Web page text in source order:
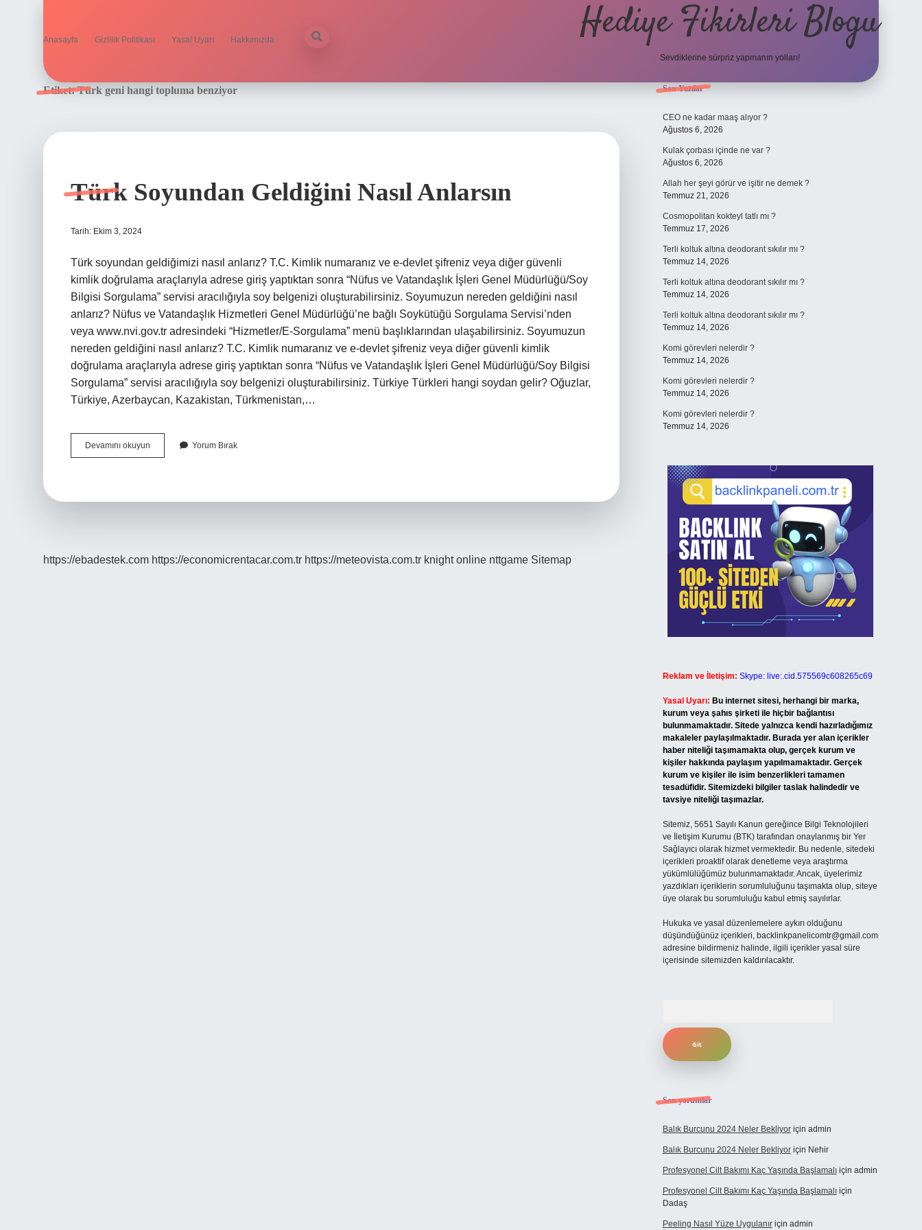
Anasayfa Gizlilik Politikası Yasal Uyarı Hakkımızda Hediye Fikirleri Blogu
Sevdiklerine sürpriz yapmanın yolları!
Etiket:Türk geni hangi topluma benziyor
Türk Soyundan Geldiğini Nasıl Anlarsın
Tarih: Ekim 3, 2024
Türk soyundan geldiğimizi nasıl anlarız? T.C. Kimlik numaranız ve e-devlet şifreniz veya diğer güvenli
kimlik doğrulama araçlarıyla adrese giriş yaptıktan sonra “Nüfus ve Vatandaşlık İşleri Genel Müdürlüğü/Soy
Bilgisi Sorgulama” servisi aracılığıyla soy belgenizi oluşturabilirsiniz. Soyumuzun nereden geldiğini nasıl
anlarız? Nüfus ve Vatandaşlık Hizmetleri Genel Müdürlüğü’ne bağlı Soykütüğü Sorgulama Servisi’nden
veya www.nvi.gov.tr ​​adresindeki “Hizmetler/E-Sorgulama” menü başlıklarından ulaşabilirsiniz. Soyumuzun
nereden geldiğini nasıl anlarız? T.C. Kimlik numaranız ve e-devlet şifreniz veya diğer güvenli kimlik
doğrulama araçlarıyla adrese giriş yaptıktan sonra “Nüfus ve Vatandaşlık İşleri Genel Müdürlüğü/Soy Bilgisi
Sorgulama” servisi aracılığıyla soy belgenizi oluşturabilirsiniz. Türkiye Türkleri hangi soydan gelir? Oğuzlar,
Türkiye, Azerbaycan, Kazakistan, Türkmenistan,…
Devamını okuyun
Soyundan
Yorum Bırak
https://ebadestek.com https://economicrentacar.com.tr https://meteovista.com.tr knight online nttgame Sitemap
Sidebar
Son Yazılar
CEO ne kadar maaş alıyor ?
Ağustos 6, 2026
Kulak çorbası içinde ne var ?
Ağustos 6, 2026
Allah her şeyi görür ve işitir ne demek ?
Temmuz 21, 2026
Cosmopolitan kokteyl tatlı mı ?
Temmuz 17, 2026
Terli koltuk altına deodorant sıkılır mı ?
Temmuz 14, 2026
Terli koltuk altına deodorant sıkılır mı ?
Temmuz 14, 2026
Terli koltuk altına deodorant sıkılır mı ?
Temmuz 14, 2026
Komi görevleri nelerdir ?
Temmuz 14, 2026
Komi görevleri nelerdir ?
Temmuz 14, 2026
Komi görevleri nelerdir ?
Temmuz 14, 2026
Reklam ve İletişim: Skype: live:.cid.575569c608265c69
Yasal Uyarı: Bu internet sitesi, herhangi bir marka,
kurum veya şahıs şirketi ile hiçbir bağlantısı
bulunmamaktadır. Sitede yalnızca kendi hazırladığımız
makaleler paylaşılmaktadır. Burada yer alan içerikler
haber niteliği taşımamakta olup, gerçek kurum ve
kişiler hakkında paylaşım yapılmamaktadır. Gerçek
kurum ve kişiler ile isim benzerlikleri tamamen
tesadüfidir. Sitemizdeki bilgiler taslak halindedir ve
tavsiye niteliği taşımazlar.
Sitemiz, 5651 Sayılı Kanun gereğince Bilgi Teknolojileri
ve İletişim Kurumu (BTK) tarafından onaylanmış bir Yer
Sağlayıcı olarak hizmet vermektedir. Bu nedenle, sitedeki
içerikleri proaktif olarak denetleme veya araştırma
yükümlülüğümüz bulunmamaktadır. Ancak, üyelerimiz
yazdıkları içeriklerin sorumluluğunu taşımakta olup, siteye
üye olarak bu sorumluluğu kabul etmiş sayılırlar.
Hukuka ve yasal düzenlemelere aykırı olduğunu
düşündüğünüz içerikleri, backlinkpanelicomtr@gmail.com
adresine bildirmeniz halinde, ilgili içerikler yasal süre
içerisinde sitemizden kaldırılacaktır.
Son yorumlar
Balık Burcunu 2024 Neler Bekliyoriçin admin
Balık Burcunu 2024 Neler Bekliyoriçin Nehir
Profesyonel Cilt Bakımı Kaç Yaşında Başlamalıiçin admin
Profesyonel Cilt Bakımı Kaç Yaşında Başlamalıiçin
Dadaş
Peeling Nasıl Yüze Uygulanıriçin admin